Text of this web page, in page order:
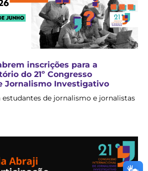
inscrições para a
do 21º Congresso
Jornalismo Investigativo
de jornalismo e jornalistas